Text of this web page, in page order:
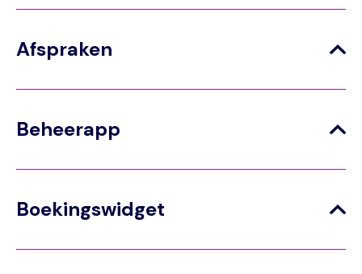
Afspraken
Beheerapp
Boekingswidget